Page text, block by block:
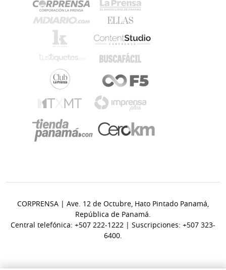
CORPRENSA | Ave. 12 de Octubre, Hato Pintado Panamá,
República de Panamá.
Central telefónica: +507 222-1222 | Suscripciones: +507 323-
6400.